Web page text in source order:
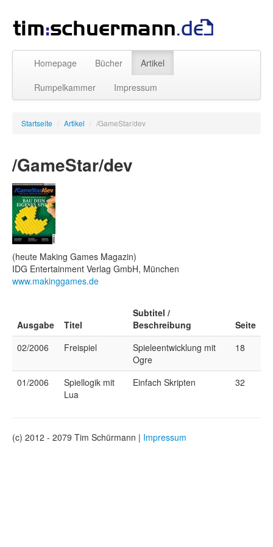
Homepage Bücher
Artikel
Rumpelkammer
Impressum
Startseite / Artikel / /GameStar/dev
/GameStar/dev
(heute Making Games Magazin)
IDG Entertainment Verlag GmbH, München
www.makinggames.de
Ausgabe Titel
Subtitel /
Beschreibung
Seite
02/2006
Freispiel
Spieleentwicklung mit
Ogre
18
01/2006
Spiellogik mit
Lua
Einfach Skripten 32
(c) 2012 - 2079 Tim Schürmann | Impressum